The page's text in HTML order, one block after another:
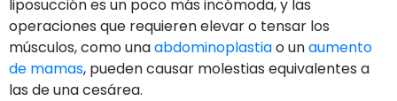
liposucción es un poco más incómoda, y las
operaciones que requieren elevar o tensar los
músculos, como unaabdominoplastiao unaumento
de mamas, pueden causar molestias equivalentes a
las de una cesárea.